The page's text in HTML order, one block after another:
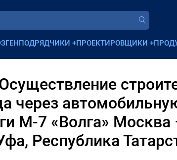
ГЕНПОДРЯДЧИКИ +ПРОЕКТИРОВЩИКИ +
через
М-7 «Волга»
Республика